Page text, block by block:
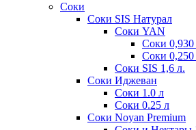
Соки
Соки SIS Натурал
Соки YAN
Соки 0,930
Соки 0,250
Соки SIS 1,6 л.
Соки Иджеван
Соки 1.0 л
Соки 0.25 л
Соки Noyan Premium